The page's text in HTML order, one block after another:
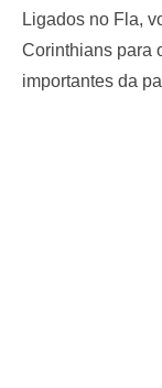
Ligados no Fla,
Corinthians para
importantes da